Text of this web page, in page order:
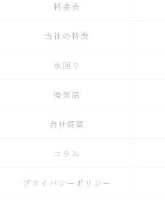
料金表
当社の特徴
水回り
換気扇
会社概要
コラム
プライバシーポリシー